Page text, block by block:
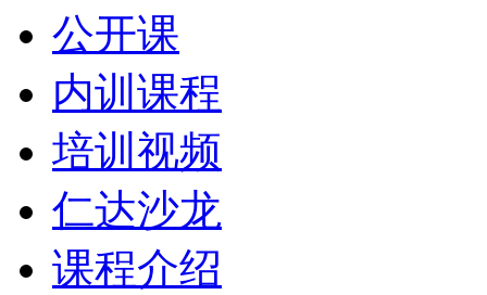
公开课
内训课程
培训视频
仁达沙龙
课程介绍